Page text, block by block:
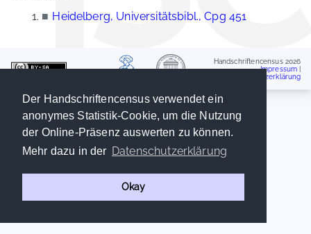
Der Handschriftencensus verwendet ein
anonymes Statistik-Cookie, um die Nutzung
der Online-Präsenz auswerten zu können.
Mehr dazu in der Datenschutzerklärung
Okay
■ Heidelberg, Universitätsbibl., Cpg 451
Handschriftencensus 2026
Impressum
Datenschutzerklärung